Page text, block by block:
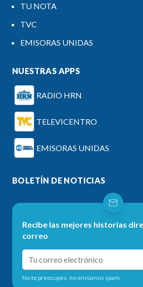
TU NOTA
TVC
EMISORAS UNIDAS
NUESTRAS APPS
RADIO HRN
TELEVICENTRO
EMISORAS UNIDAS
BOLETÍN DE NOTICIAS
Recibe las mejores historias
correo
No te preocupes, no enviamos spam.